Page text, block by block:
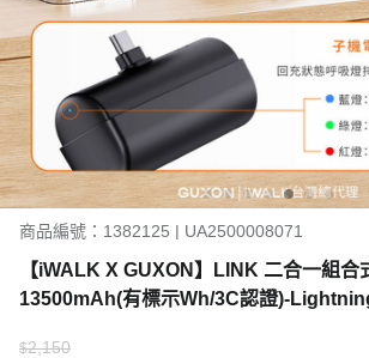
商品編號：1382125 | UA2500008071
【iWALK X GUXON】LINK 二合一組合
13500mAh(有標示Wh/3C認證)-
$2,150